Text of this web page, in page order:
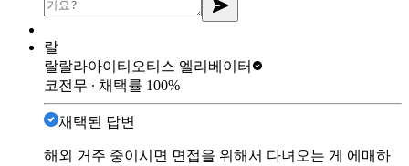
랄
랄랄라아이티 오티스 엘리베이터
코전무 ∙ 채택률 100%
채택된 답변
해외 거주 중이시면 면접을 위해서 다녀오는 게 에매하